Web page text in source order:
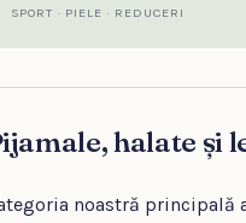
SPORT · PIELE · REDUCERI
halate și
noastră principală